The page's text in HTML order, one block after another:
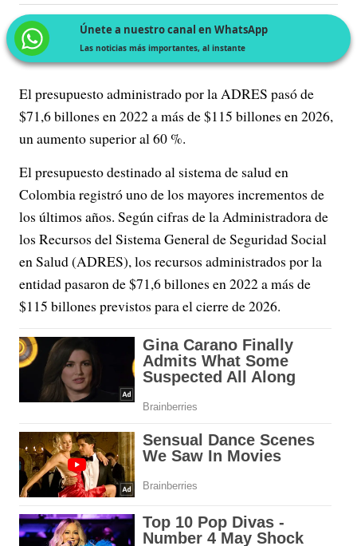
Únete a nuestro canal en WhatsApp
Las noticias más importantes, al instante
El presupuesto administrado por la ADRES pasó de
$71,6 billones en 2022 a más de $115 billones en 2026,
un aumento superior al 60 %.
El presupuesto destinado al sistema de salud en
Colombia registró uno de los mayores incrementos de
los últimos años. Según cifras de la Administradora de
los Recursos del Sistema General de Seguridad Social
en Salud (ADRES), los recursos administrados por la
entidad pasaron de $71,6 billones en 2022 a más de
$115 billones previstos para el cierre de 2026.